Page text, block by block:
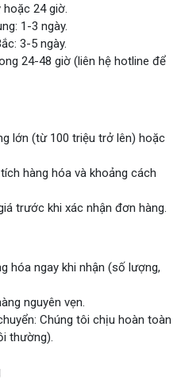
hoặc 24 giờ.
1-3 ngày.
3-5 ngày.
24-48 giờ (liên hệ hotline để
lớn (từ 100 triệu trở lên) hoặc
hàng hóa và khoảng cách
trước khi xác nhận đơn hàng.
hóa ngay khi nhận (số lượng,
nguyên vẹn.
Chúng tôi chịu hoàn toàn
thường).